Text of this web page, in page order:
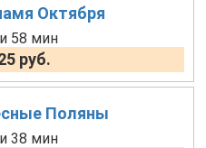
Октября
58 мин
руб.
Поляны
38 мин